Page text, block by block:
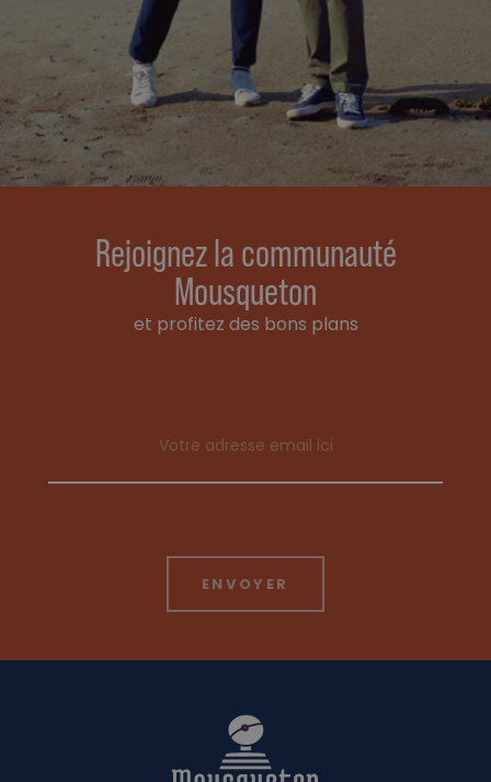
Rejoignez la communauté
Mousqueton
et profitez des bons plans